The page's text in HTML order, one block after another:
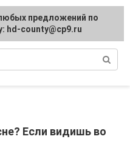
Если видишь во
предложений по
hd-county@cp9.ru